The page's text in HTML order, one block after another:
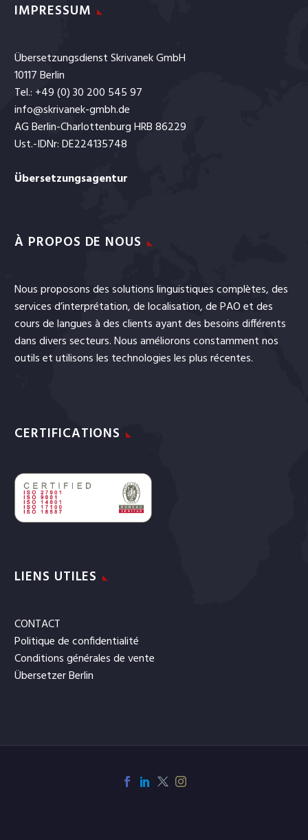
IMPRESSUM
Übersetzungsdienst Skrivanek GmbH
10117 Berlin
Tel.: +49 (0) 30 200 545 97
info@skrivanek-gmbh.de
AG Berlin-Charlottenburg HRB 86229
Ust.-IDNr: DE224135748
Übersetzungsagentur
À PROPOS DE NOUS
Nous proposons des solutions linguistiques complètes, des
servicesd’interprétation, delocalisation, dePAOetdes
cours de languesà des clients ayant des besoins différents
dans divers secteurs. Nous améliorons constamment nos
outils et utilisons les technologies les plus récentes.
CERTIFICATIONS
LIENS UTILES
CONTACT
Politique de confidentialité
Conditions générales de vente
Übersetzer Berlin